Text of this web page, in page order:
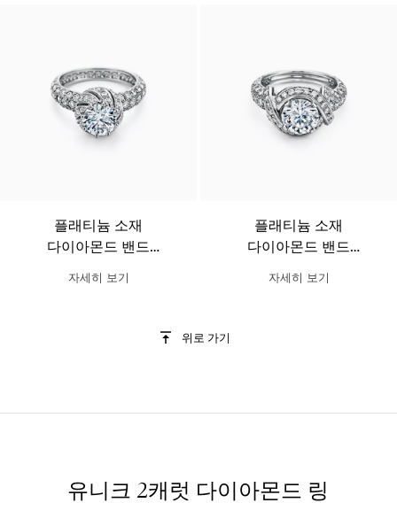
플래티늄 소재
다이아몬드 밴드
디자인의 Tiffany & Co.
Schlumberger 버드
자세히 보기
플래티늄 소재
다이아몬드 밴드
디자인의 Tiffany & Co.
Schlumberger 라운드
자세히 보기
위로 가기
유니크 2캐럿 다이아몬드 링